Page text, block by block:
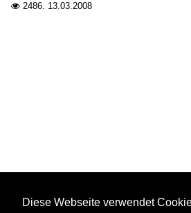
 2486. 13.03.2008
Diese Webseite verwendet